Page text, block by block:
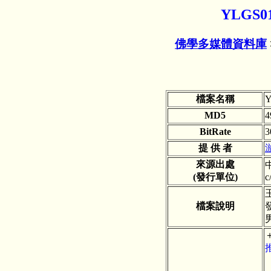
佛學多媒體資料庫
檔案名稱
MD5
BitRate
提 供 者
來源出處
(發行單位)
檔案說明